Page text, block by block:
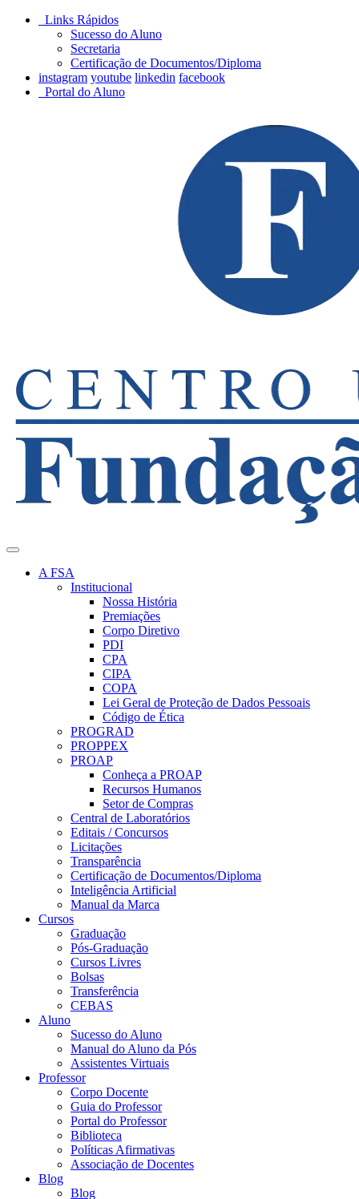
Links Rápidos
Sucesso do Aluno
Secretaria
Certificação de Documentos/Diploma
instagram youtube linkedin facebook
Portal do Aluno
A FSA
Institucional
Nossa História
Premiações
Corpo Diretivo
PDI
CPA
CIPA
COPA
Lei Geral de Proteção de Dados Pessoais
Código de Ética
PROGRAD
PROPPEX
PROAP
Conheça a PROAP
Recursos Humanos
Setor de Compras
Central de Laboratórios
Editais / Concursos
Licitações
Transparência
Certificação de Documentos/Diploma
Inteligência Artificial
Manual da Marca
Cursos
Graduação
Pós-Graduação
Cursos Livres
Bolsas
Transferência
CEBAS
Aluno
Sucesso do Aluno
Manual do Aluno da Pós
Assistentes Virtuais
Professor
Corpo Docente
Guia do Professor
Portal do Professor
Biblioteca
Políticas Afirmativas
Associação de Docentes
Blog
Blog